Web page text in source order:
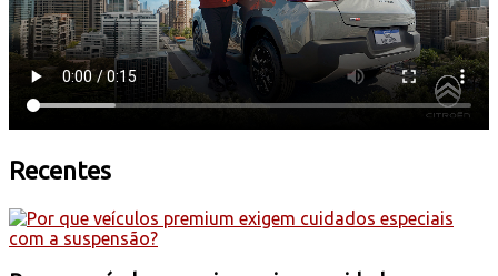
Recentes